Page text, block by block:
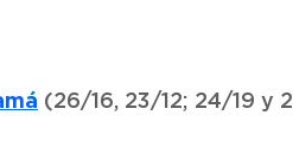
(26/16, 23/12; 24/19 y